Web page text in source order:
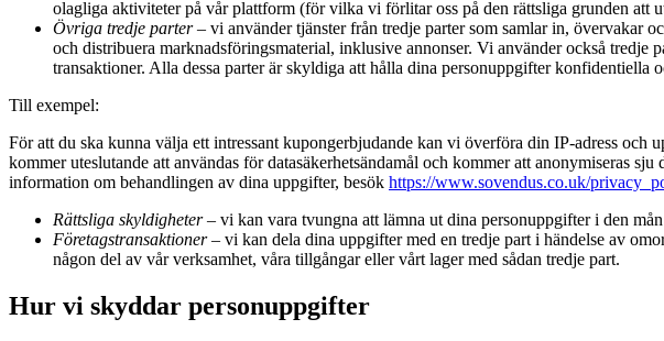
olagliga aktiviteter på vår plattform (för vilka vi förlitar oss på den rättsliga grunden att
Övriga tredje parter– vi använder tjänster från tredje parter som samlar in, övervakar
och distribuera marknadsföringsmaterial, inklusive annonser. Vi använder också
transaktioner. Alla dessa parter är skyldiga att hålla dina personuppgifter konfidentiella
Till exempel:
För att du ska kunna välja ett intressant kupongerbjudande kan vi överföra din IP-adress
kommer uteslutande att användas för datasäkerhetsändamål och kommer att anonymiseras
information om behandlingen av dina uppgifter, besök https://www.sovendus.co.uk/
Rättsliga skyldigheter– vi kan vara tvungna att lämna ut dina personuppgifter i den
Företagstransaktioner– vi kan dela dina uppgifter med en tredje part i händelse av
någon del av vår verksamhet, våra tillgångar eller vårt lager med sådan tredje part.
Hur vi skyddar personuppgifter